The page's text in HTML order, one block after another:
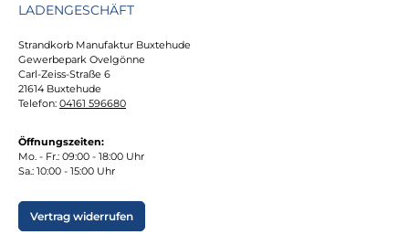
LADENGESCHÄFT
Strandkorb Manufaktur Buxtehude
Gewerbepark Ovelgönne
Carl-Zeiss-Straße 6
21614 Buxtehude
Telefon: 04161 596680
Öffnungszeiten:
Mo. - Fr.: 09:00 - 18:00 Uhr
Sa.: 10:00 - 15:00 Uhr
Vertrag widerrufen